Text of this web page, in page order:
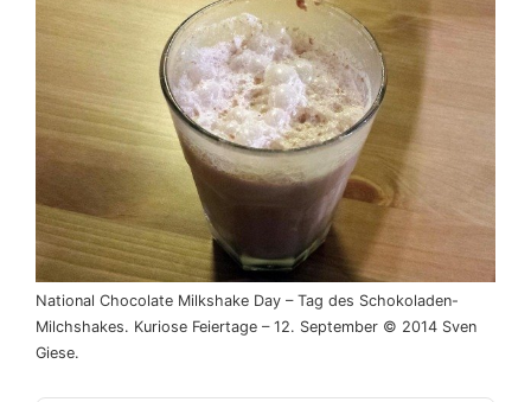
National Chocolate Milkshake Day – Tag des Schokoladen-
Milchshakes. Kuriose Feiertage – 12. September © 2014 Sven
Giese.